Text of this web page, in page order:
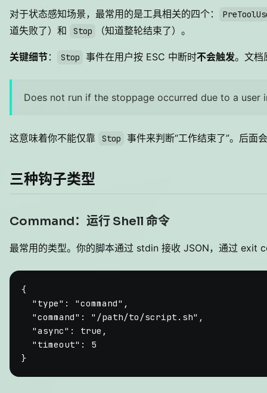
对于状态感知场景，最常用的是工具相关的四个：
道失败了）和 Stop （知道整轮结束了）。
关键细节： Stop 事件在用户按 ESC 中断时不会触发。文档
Does not run if the stoppage occurred due to a user
这意味着你不能仅靠 Stop 事件来判断“工作结束了”。后面
三种钩子类型
Command：运行 Shell 命令
最常用的类型。你的脚本通过 stdin 接收 JSON，通过 exit
{
"type" : "command" ,
"command" : "/path/to/script.sh" ,
"async" : true ,
"timeout" :
5
}